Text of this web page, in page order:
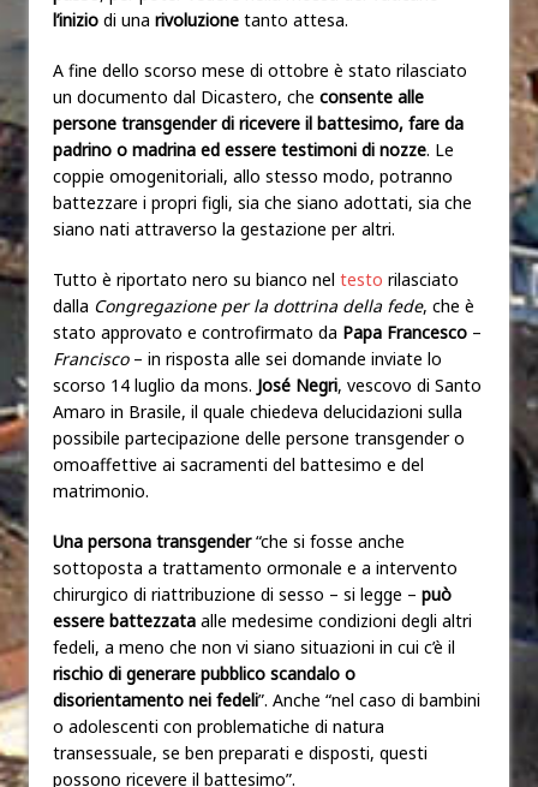
l’inizio di una rivoluzione tanto attesa.
A fine dello scorso mese di ottobre è stato rilasciato
un documento dal Dicastero, che consente alle
persone transgender di ricevere il battesimo, fare da
padrino o madrina ed essere testimoni di nozze. Le
coppie omogenitoriali, allo stesso modo, potranno
battezzare i propri figli, sia che siano adottati, sia che
siano nati attraverso la gestazione per altri.
Tutto è riportato nero su bianco nel testo rilasciato
dalla Congregazione per la dottrina della fede, che è
stato approvato e controfirmato da Papa Francesco –
Francisco– in risposta alle sei domande inviate lo
scorso 14 luglio da mons. José Negri, vescovo di Santo
Amaro in Brasile, il quale chiedeva delucidazioni sulla
possibile partecipazione delle persone transgender o
omoaffettive ai sacramenti del battesimo e del
matrimonio.
Una persona transgender“che si fosse anche
sottoposta a trattamento ormonale e a intervento
chirurgico di riattribuzione di sesso – si legge – può
essere battezzata alle medesime condizioni degli altri
fedeli, a meno che non vi siano situazioni in cui c’è il
rischio di generare pubblico scandalo o
disorientamento nei fedeli”. Anche “nel caso di bambini
o adolescenti con problematiche di natura
transessuale, se ben preparati e disposti, questi
possono ricevere il battesimo”.